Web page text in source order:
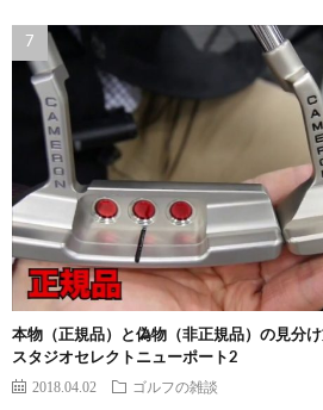
本物（正規品）と偽物（非正規品）の見分
スタジオセレクトニューポート2
2018.04.02 ゴルフの雑談